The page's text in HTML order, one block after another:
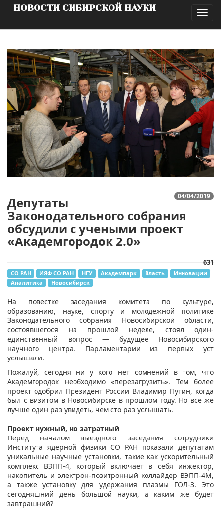
НОВОСТИ СИБИРСКОЙ НАУКИ
04/04/2019
Депутаты
Законодательного собрания
обсудили с учеными проект
«Академгородок 2.0»
631
СО РАН ИЯФ СО РАН НГУ Академпарк Власть
Инновации
Аналитика
Новосибирск
​На повестке заседания комитета по культуре,
образованию, науке, спорту и молодежной политике
Законодательного собрания Новосибирской области,
состоявшегося на прошлой неделе, стоял один-
единственный вопрос — будущее Новосибирского
научного центра. Парламентарии из первых уст
услышали.
Пожалуй, сегодня ни у кого нет сомнений в том, что
Академгородок необходимо «перезагрузить». Тем более
проект одобрил Президент России Владимир Путин, когда
был с визитом в Новосибирске в прошлом году. Но все же
лучше один раз увидеть, чем сто раз услышать.
Проект нужный, но затратный
Перед началом выездного заседания сотрудники
Института ядерной физики СО РАН показали депутатам
уникальные научные установки, такие как ускорительный
комплекс ВЭПП-4, который включает в себя инжектор,
накопитель и электрон-позитронный коллайдер ВЭПП-4М,
а также установку для удержания плазмы ГОЛ-3. Это
сегодняшний день большой науки, а каким же будет
завтрашний?